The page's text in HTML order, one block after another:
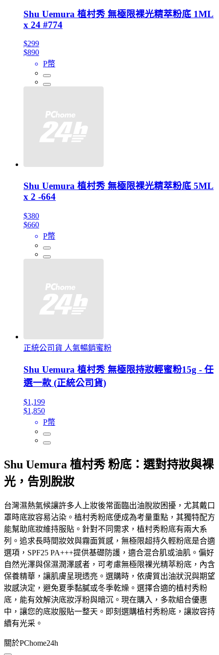
Shu Uemura 植村秀 無極限裸光精萃粉底 1ML
x 24 #774
$299
$890
P幣
Shu Uemura 植村秀 無極限裸光精萃粉底 5ML
x 2 -664
$380
$660
P幣
正統公司貨 人氣暢銷蜜粉
Shu Uemura 植村秀 無極限持妝輕蜜粉15g - 任
選一款 (正統公司貨)
$1,199
$1,850
P幣
Shu Uemura 植村秀 粉底：選對持妝與裸
光，告別脫妝
台灣濕熱氣候讓許多人上妝後常面臨出油脫妝困擾，尤其戴口
罩時底妝容易沾染。植村秀粉底便成為考量重點，其獨特配方
能幫助底妝維持服貼。針對不同需求，植村秀粉底有兩大系
列。追求長時間妝效與霧面質感，無極限超持久輕粉底是合適
選項，SPF25 PA+++提供基礎防護，適合混合肌或油肌。偏好
自然光澤與保濕潤澤感者，可考慮無極限裸光精萃粉底，內含
保養精華，讓肌膚呈現透亮。選購時，依膚質出油狀況與期望
妝感決定，避免夏季黏膩或冬季乾燥。選擇合適的植村秀粉
底，能有效解決底妝浮粉與暗沉。現在購入，多款組合優惠
中，讓您的底妝服貼一整天。即刻選購植村秀粉底，讓妝容持
續有光采。
關於PChome24h